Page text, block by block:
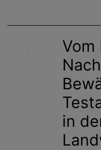
Vom
in